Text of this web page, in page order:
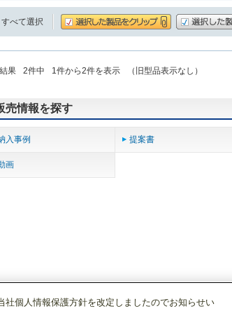
すべて選択
果 2件中 1件から2件を表示 （旧型品表示なし）
売情報を探す
入事例 提案書
画
個人情報保護方針を改定しましたのでお知らせい